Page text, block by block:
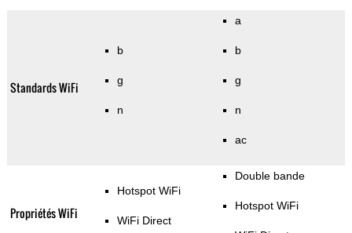
Standards WiFi
b
g
n
a
b
g
n
ac
Propriétés WiFi
Hotspot WiFi
WiFi Direct
Double bande
Hotspot WiFi